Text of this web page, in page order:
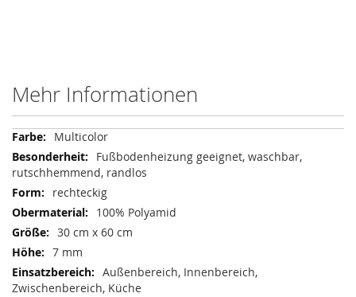
Mehr Informationen
Mehr
Informationen
Multicolor
Fußbodenheizung geeignet, waschbar,
rutschhemmend, randlos
rechteckig
100% Polyamid
30 cm x 60 cm
7 mm
Außenbereich, Innenbereich,
Zwischenbereich, Küche